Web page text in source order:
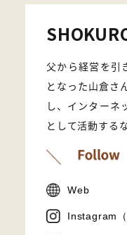
父から経営を引
となった山倉さ
し、インターネ
として活動する
Web
Instagram（